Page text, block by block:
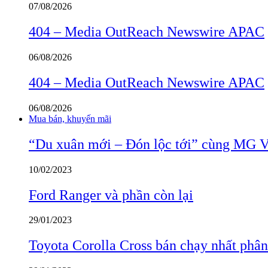
07/08/2026
404 – Media OutReach Newswire APAC
06/08/2026
404 – Media OutReach Newswire APAC
06/08/2026
Mua bán, khuyến mãi
“Du xuân mới – Đón lộc tới” cùng MG
10/02/2023
Ford Ranger và phần còn lại
29/01/2023
Toyota Corolla Cross bán chạy nhất